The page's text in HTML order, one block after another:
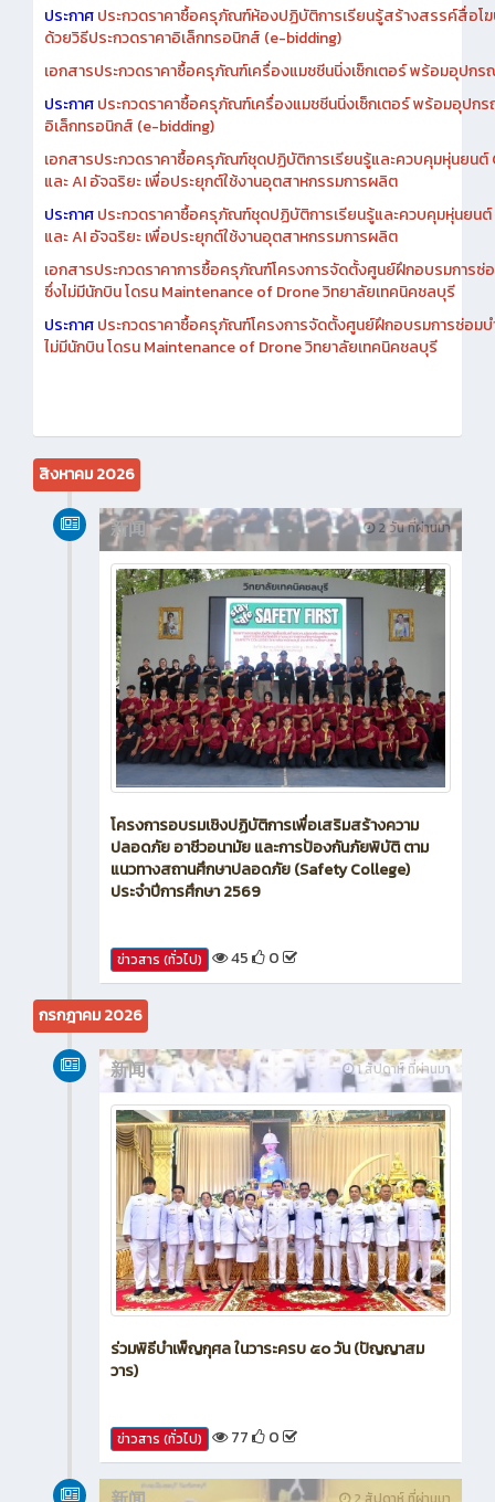
เอกสารประกวดราคาการซื้อครุภัณฑ์ห้องปฏิบัติการเรียนรู้สร้างสรรค์
ประกาศ ประกวดราคาซื้อครุภัณฑ์ห้องปฏิบัติการเรียนรู้สร้างสรรค์สื่อโ
ด้วยวิธีประกวดราคาอิเล็กทรอนิกส์ (e-bidding)
เอกสารประกวดราคาซื้อครุภัณฑ์เครื่องแมชชีนนิ่งเซ็กเตอร์ พร้อมอุปก
ประกาศประกวดราคาซื้อครุภัณฑ์เครื่องแมชชีนนิ่งเซ็กเตอร์ พร้อมอุปก
อิเล็กทรอนิกส์ (e-bidding)
เอกสารประกวดราคาซื้อครุภัณฑ์ชุดปฏิบัติการเรียนรู้และควบคุมหุ่นยน
และ AI อัจฉริยะ เพื่อประยุกต์ใช้งานอุตสาหกรรมการผลิต
ประกาศประกวดราคาซื้อครุภัณฑ์ชุดปฏิบัติการเรียนรู้และควบคุมหุ่นยน
และ AI อัจฉริยะ เพื่อประยุกต์ใช้งานอุตสาหกรรมการผลิต
เอกสารประกวดราคาการซื้อครุภัณฑ์โครงการจัดตั้งศูนย์ฝึกอบรมการซ่
ซึ่งไม่มีนักบิน โดรน Maintenance of Drone วิทยาลัยเทคนิคชลบุรี
ประกาศประกวดราคาซื้อครุภัณฑ์โครงการจัดตั้งศูนย์ฝึกอบรมการซ่อมบ
สิงหาคม 2026
2 วัน ที่ผ่านมา
新闻
โครงการอบรมเชิงปฏิบัติการเพื่อเสริมสร้างความ
ปลอดภัย อาชีวอนามัย และการป้องกันภัยพิบัติ ตาม
แนวทางสถานศึกษาปลอดภัย (Safety College)
45 0
กรกฎาคม 2026
新闻
ร่วมพิธีบำเพ็ญกุศล ในวาระครบ ๕๐ วัน (ปัญญาสม
ข่าวสาร (ทั่วไป) 77 0